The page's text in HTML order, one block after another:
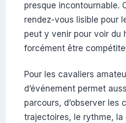
presque incontournable.
rendez-vous lisible pour
peut y venir pour voir du
forcément être
Pour les cavaliers
d’événement permet
parcours, d’observer les
trajectoires, le rythme, la